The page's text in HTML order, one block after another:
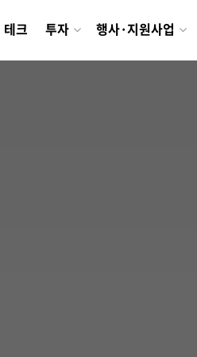
테크 투자 행사·지원사업